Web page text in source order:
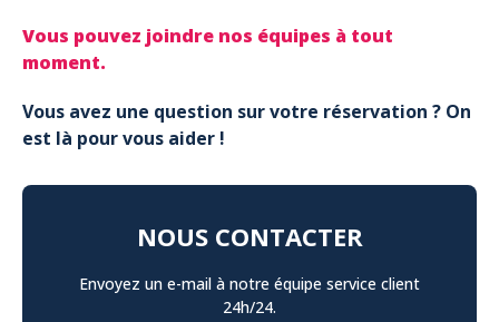
Vous pouvez joindre nos équipes à tout
moment.
Vous avez une question sur votre réservation ? On
est là pour vous aider !
NOUS CONTACTER
Envoyez un e-mail à notre équipe service client
24h/24.